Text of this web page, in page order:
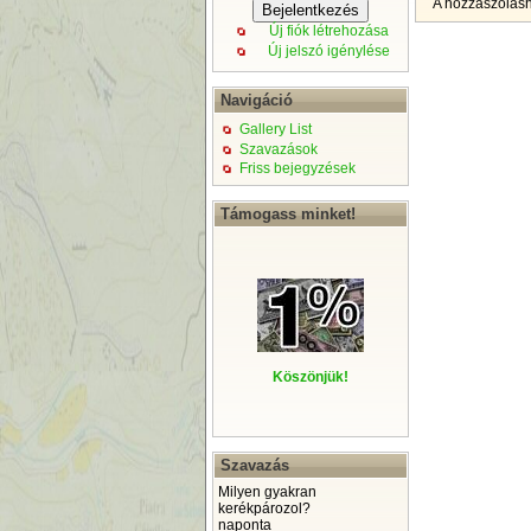
Új fiók létrehozása
Új jelszó igénylése
Navigáció
Gallery List
Szavazások
Friss bejegyzések
Támogass minket!
Köszönjük!
Szavazás
Milyen gyakran
kerékpározol?
naponta
A